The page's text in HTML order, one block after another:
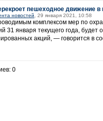
пешеходное движение в
новостей , 29 января 2021, 10:58
комплексом мер по
31 января текущего года,
акций, — говорится в
0